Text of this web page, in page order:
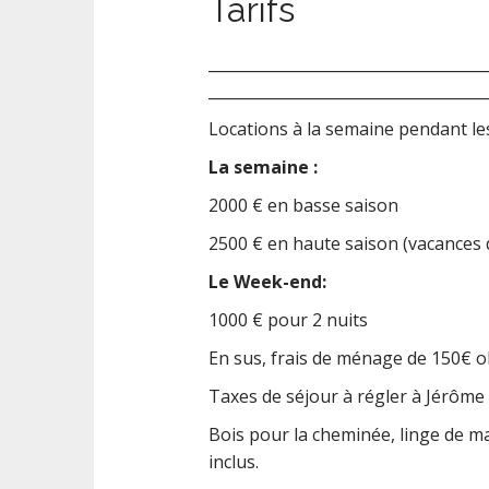
Tarifs
Locations à la semaine pendant
La semaine :
2000 € en basse saison
2500 € en haute saison (vacances
Le Week-end:
1000 € pour 2 nuits
En sus, frais de ménage de 150€
Taxes de séjour à régler à
Bois pour la cheminée, linge de
inclus.